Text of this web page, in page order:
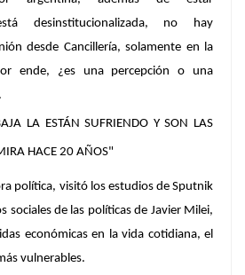
desinstitucionalizada, no hay
desde Cancillería, solamente en la
ende, ¿es una percepción o una
LA ESTÁN SUFRIENDO Y SON LAS
HACE 20 AÑOS"
política, visitó los estudios de Sputnik
sociales de las políticas de Javier Milei,
económicas en la vida cotidiana, el
vulnerables.